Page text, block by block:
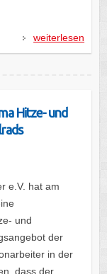
weiterlesen
Hitze- und
e.V. hat am
und
der
in der
dass der